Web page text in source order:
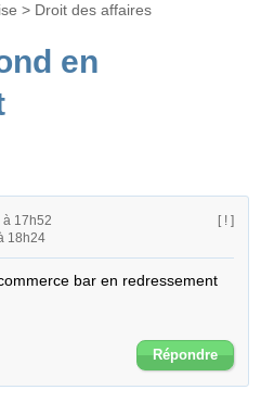
> Droit des affaires
en
à 17h52
18h24
[ ! ]
bar en redressement
Répondre